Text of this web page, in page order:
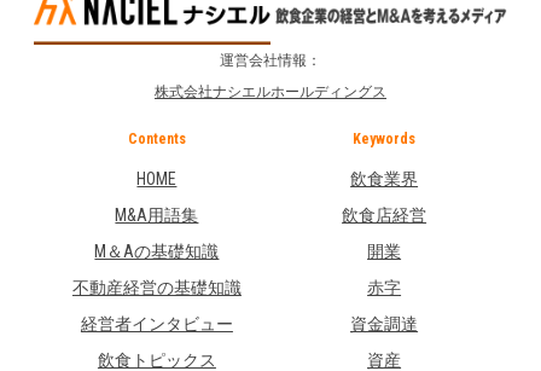
運営会社情報：
株式会社ナシエルホールディングス
Contents
HOME
M&A用語集
M＆Aの基礎知識
不動産経営の基礎知識
経営者インタビュー
飲食トピックス
Keywords
飲食業界
飲食店経営
開業
赤字
資金調達
資産